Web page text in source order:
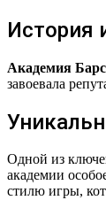
История
Академия
завоевала
Одной из
академии
стилю игры,